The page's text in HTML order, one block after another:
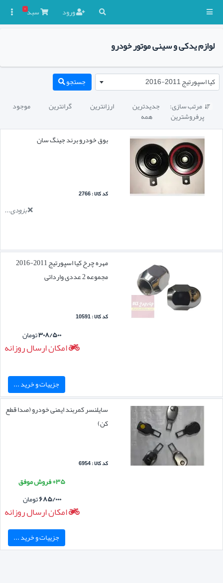
ورود سبد۰
لوازم یدکی و سینی موتور خودرو
کیا اسپورتیج 2011-2016 جستجو
 مرتب سازی: جدیدترین ارزانترین گرانترین موجود
پرفروشترین
همه
بوق خودرو برند جینگ سان
کد کالا : 2766
بزودی...
مهره چرخ کیا اسپورتیج 2011-2016
مجموعه 2 عددی وارداتی
کد کالا : 10591
۳۰۸/۵۰۰تومان
امکان ارسال روزانه
جزییات و خرید ...
سایلنسر کمربند ایمنی خودرو (صدا قطع
کن)
کد کالا : 6954
۳۵+ فروش موفق
۶۸۵/۰۰۰تومان
امکان ارسال روزانه
جزییات و خرید ...